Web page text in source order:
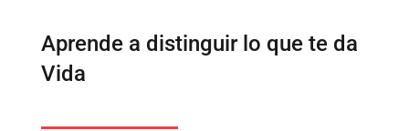
Aprende a distinguir lo que te da
Vida